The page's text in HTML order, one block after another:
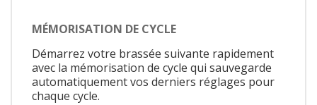
MÉMORISATION DE CYCLE
Démarrez votre brassée suivante rapidement
avec la mémorisation de cycle qui sauvegarde
automatiquement vos derniers réglages pour
chaque cycle.